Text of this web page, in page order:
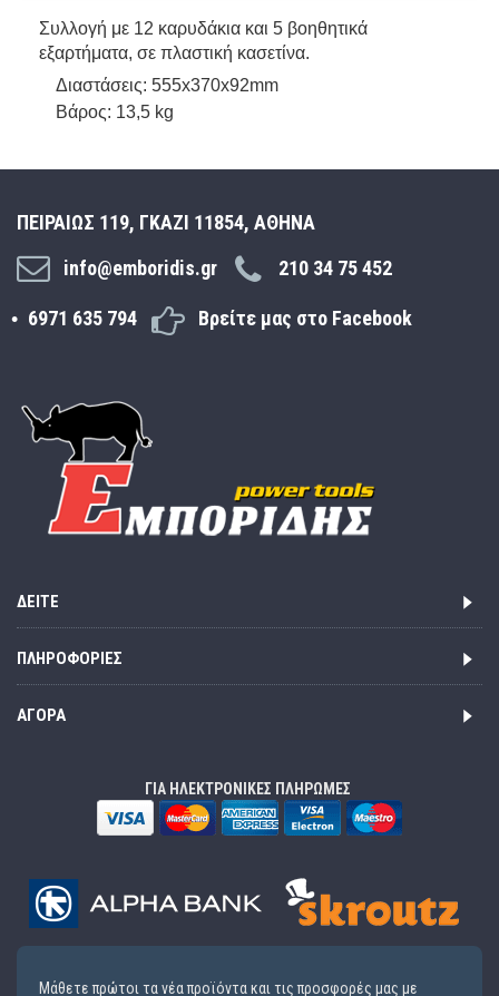
Συλλογή με 12 καρυδάκια και 5 βοηθητικά
εξαρτήματα, σε πλαστική κασετίνα.
Διαστάσεις: 555x370x92mm
Βάρος: 13,5 kg
ΠΕΙΡΑΙΩΣ 119, ΓΚΑΖΙ 11854, ΑΘΗΝΑ
info@emboridis.gr
210 34 75 452
6971 635 794 Βρείτε μας στο Facebook
ΔΕΊΤΕ
ΠΛΗΡΟΦΟΡΊΕΣ
ΑΓΟΡΆ
ΓΙΑ ΗΛΕΚΤΡΟΝΙΚΕΣ ΠΛΗΡΩΜΕΣ
Μάθετε πρώτοι τα νέα προϊόντα και τις προσφορές μας με